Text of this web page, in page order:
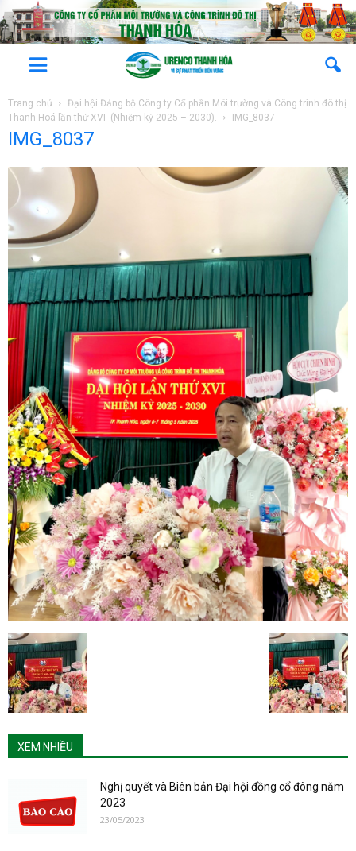
Trang chủ
Đại hội Đảng bộ Công ty Cổ phần Môi trường và Công trình đô thị
Thanh Hoá lần thứ XVI (Nhiệm kỳ 2025 – 2030).
IMG_8037
IMG_8037
XEM NHIỀU
Nghị quyết và Biên bản Đại hội đồng cổ đông năm
2023
23/05/2023